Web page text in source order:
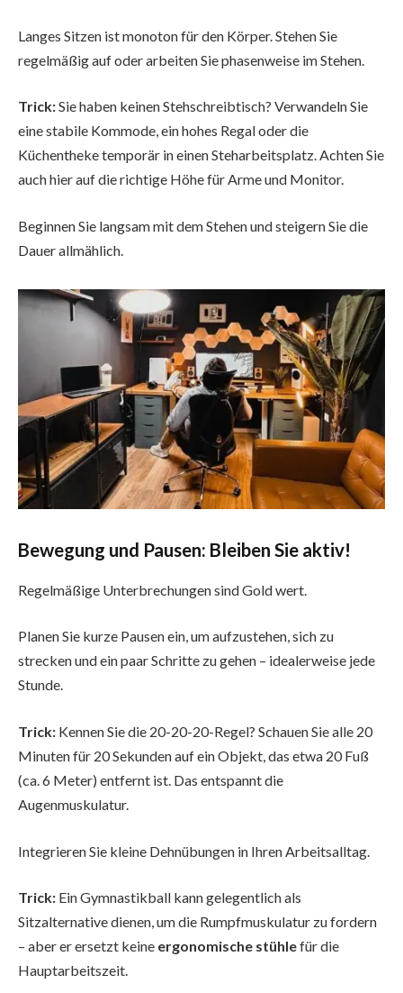
Langes Sitzen ist monoton für den Körper. Stehen Sie
regelmäßig auf oder arbeiten Sie phasenweise im Stehen.
Trick:Sie haben keinen Stehschreibtisch? Verwandeln Sie
eine stabile Kommode, ein hohes Regal oder die
Küchentheke temporär in einen Steharbeitsplatz. Achten Sie
auch hier auf die richtige Höhe für Arme und Monitor.
Beginnen Sie langsam mit dem Stehen und steigern Sie die
Dauer allmählich.
Bewegung und Pausen: Bleiben Sie aktiv!
Regelmäßige Unterbrechungen sind Gold wert.
Planen Sie kurze Pausen ein, um aufzustehen, sich zu
strecken und ein paar Schritte zu gehen – idealerweise jede
Stunde.
Trick: Kennen Sie die 20-20-20-Regel? Schauen Sie alle 20
Minuten für 20 Sekunden auf ein Objekt, das etwa 20 Fuß
(ca. 6 Meter) entfernt ist. Das entspannt die
Augenmuskulatur.
Integrieren Sie kleine Dehnübungen in Ihren Arbeitsalltag.
Trick: Ein Gymnastikball kann gelegentlich als
Sitzalternative dienen, um die Rumpfmuskulatur zu fordern
– aber er ersetzt keine ergonomische stühlefür die
Hauptarbeitszeit.